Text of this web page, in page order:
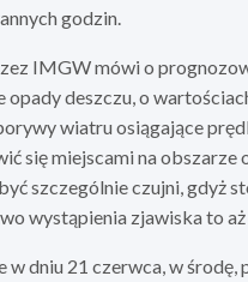
godzin.
IMGW mówi o
deszczu, o
wiatru osiągające
się miejscami na
szczególnie czujni, gdyż
wystąpienia zjawiska to
dniu 21 czerwca, w